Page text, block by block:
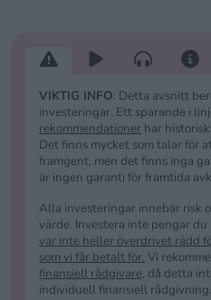
VIKTIG INFO: Detta avsnitt
investeringar. Ett sparande i
rekommendationer har
Det finns mycket som talar för
framgent, men det finns inga
är ingen garanti för framtida
Alla investeringar innebär risk
värde. Investera inte pengar
var inte heller överdrivet rädd
som vi får betalt för. Vi
finansiell rådgivare, då detta
individuell finansiell rådgivning.